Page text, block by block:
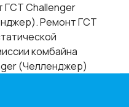
ГСТ Challenger
Ремонт ГСТ
комбайна
(Челленджер)